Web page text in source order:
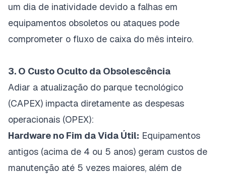
um dia de inatividade devido a falhas em
equipamentos obsoletos ou ataques pode
comprometer o fluxo de caixa do mês inteiro.
3. O Custo Oculto da Obsolescência
Adiar a atualização do parque tecnológico
(CAPEX) impacta diretamente as despesas
operacionais (OPEX):
Hardware no Fim da Vida Útil: Equipamentos
antigos (acima de 4 ou 5 anos) geram custos de
manutenção até 5 vezes maiores, além de